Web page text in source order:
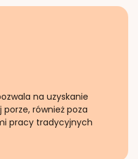
na uzyskanie
również poza
pracy tradycyjnych